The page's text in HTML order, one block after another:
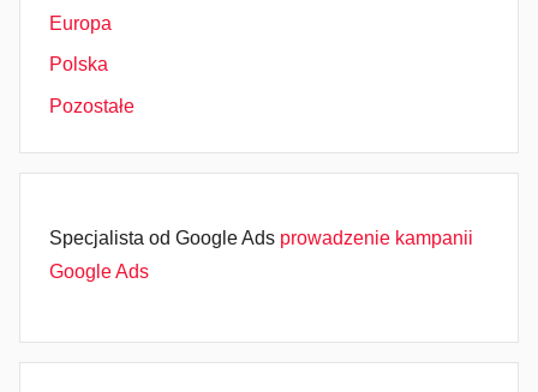
Europa
Polska
Pozostałe
Specjalista od Google Ads prowadzenie kampanii
Google Ads